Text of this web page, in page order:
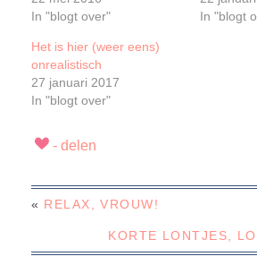
In "blogt over"
In "blogt
Het is hier (weer eens)
onrealistisch
27 januari 2017
In "blogt over"
« RELAX, VROUW!
KORTE LONTJES,